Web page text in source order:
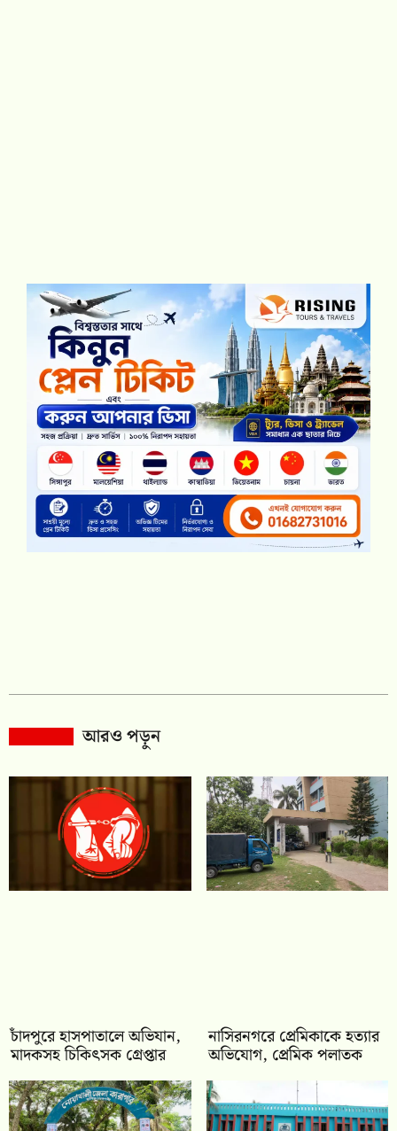
আরও পড়ুন
চাঁদপুরে হাসপাতালে অভিযান,
মাদকসহ চিকিৎসক গ্রেপ্তার
নাসিরনগরে প্রেমিকাকে হত্যার
অভিযোগ, প্রেমিক পলাতক